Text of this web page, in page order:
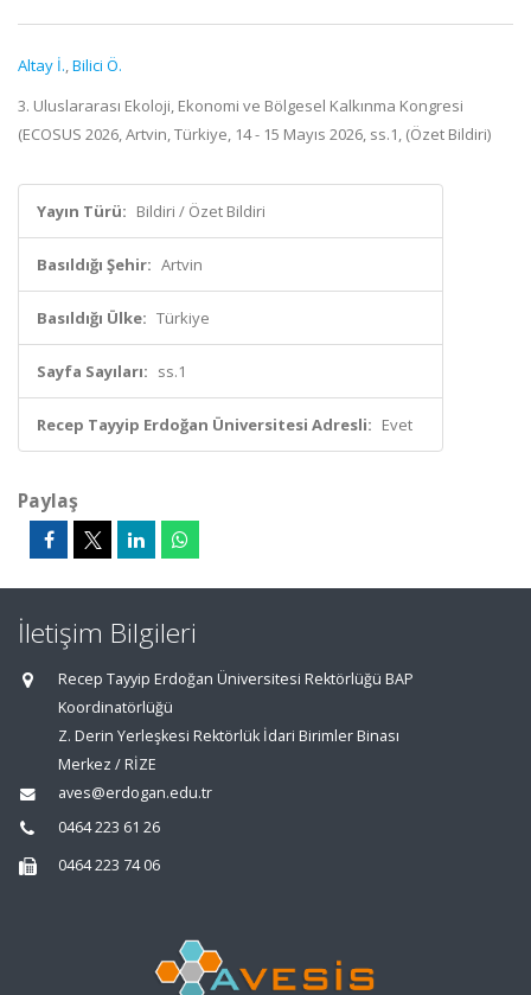
Altay İ.,Bilici Ö.
3. Uluslararası Ekoloji, Ekonomi ve Bölgesel Kalkınma Kongresi
(ECOSUS 2026, Artvin, Türkiye, 14 - 15 Mayıs 2026, ss.1, (Özet Bildiri)
Yayın Türü: Bildiri / Özet Bildiri
Basıldığı Şehir: Artvin
Basıldığı Ülke: Türkiye
Sayfa Sayıları: ss.1
Recep Tayyip Erdoğan Üniversitesi Adresli: Evet
Paylaş
İletişim Bilgileri
Recep Tayyip Erdoğan Üniversitesi Rektörlüğü BAP
Koordinatörlüğü
Z. Derin Yerleşkesi Rektörlük İdari Birimler Binası
Merkez / RİZE
aves@erdogan.edu.tr
0464 223 61 26
0464 223 74 06